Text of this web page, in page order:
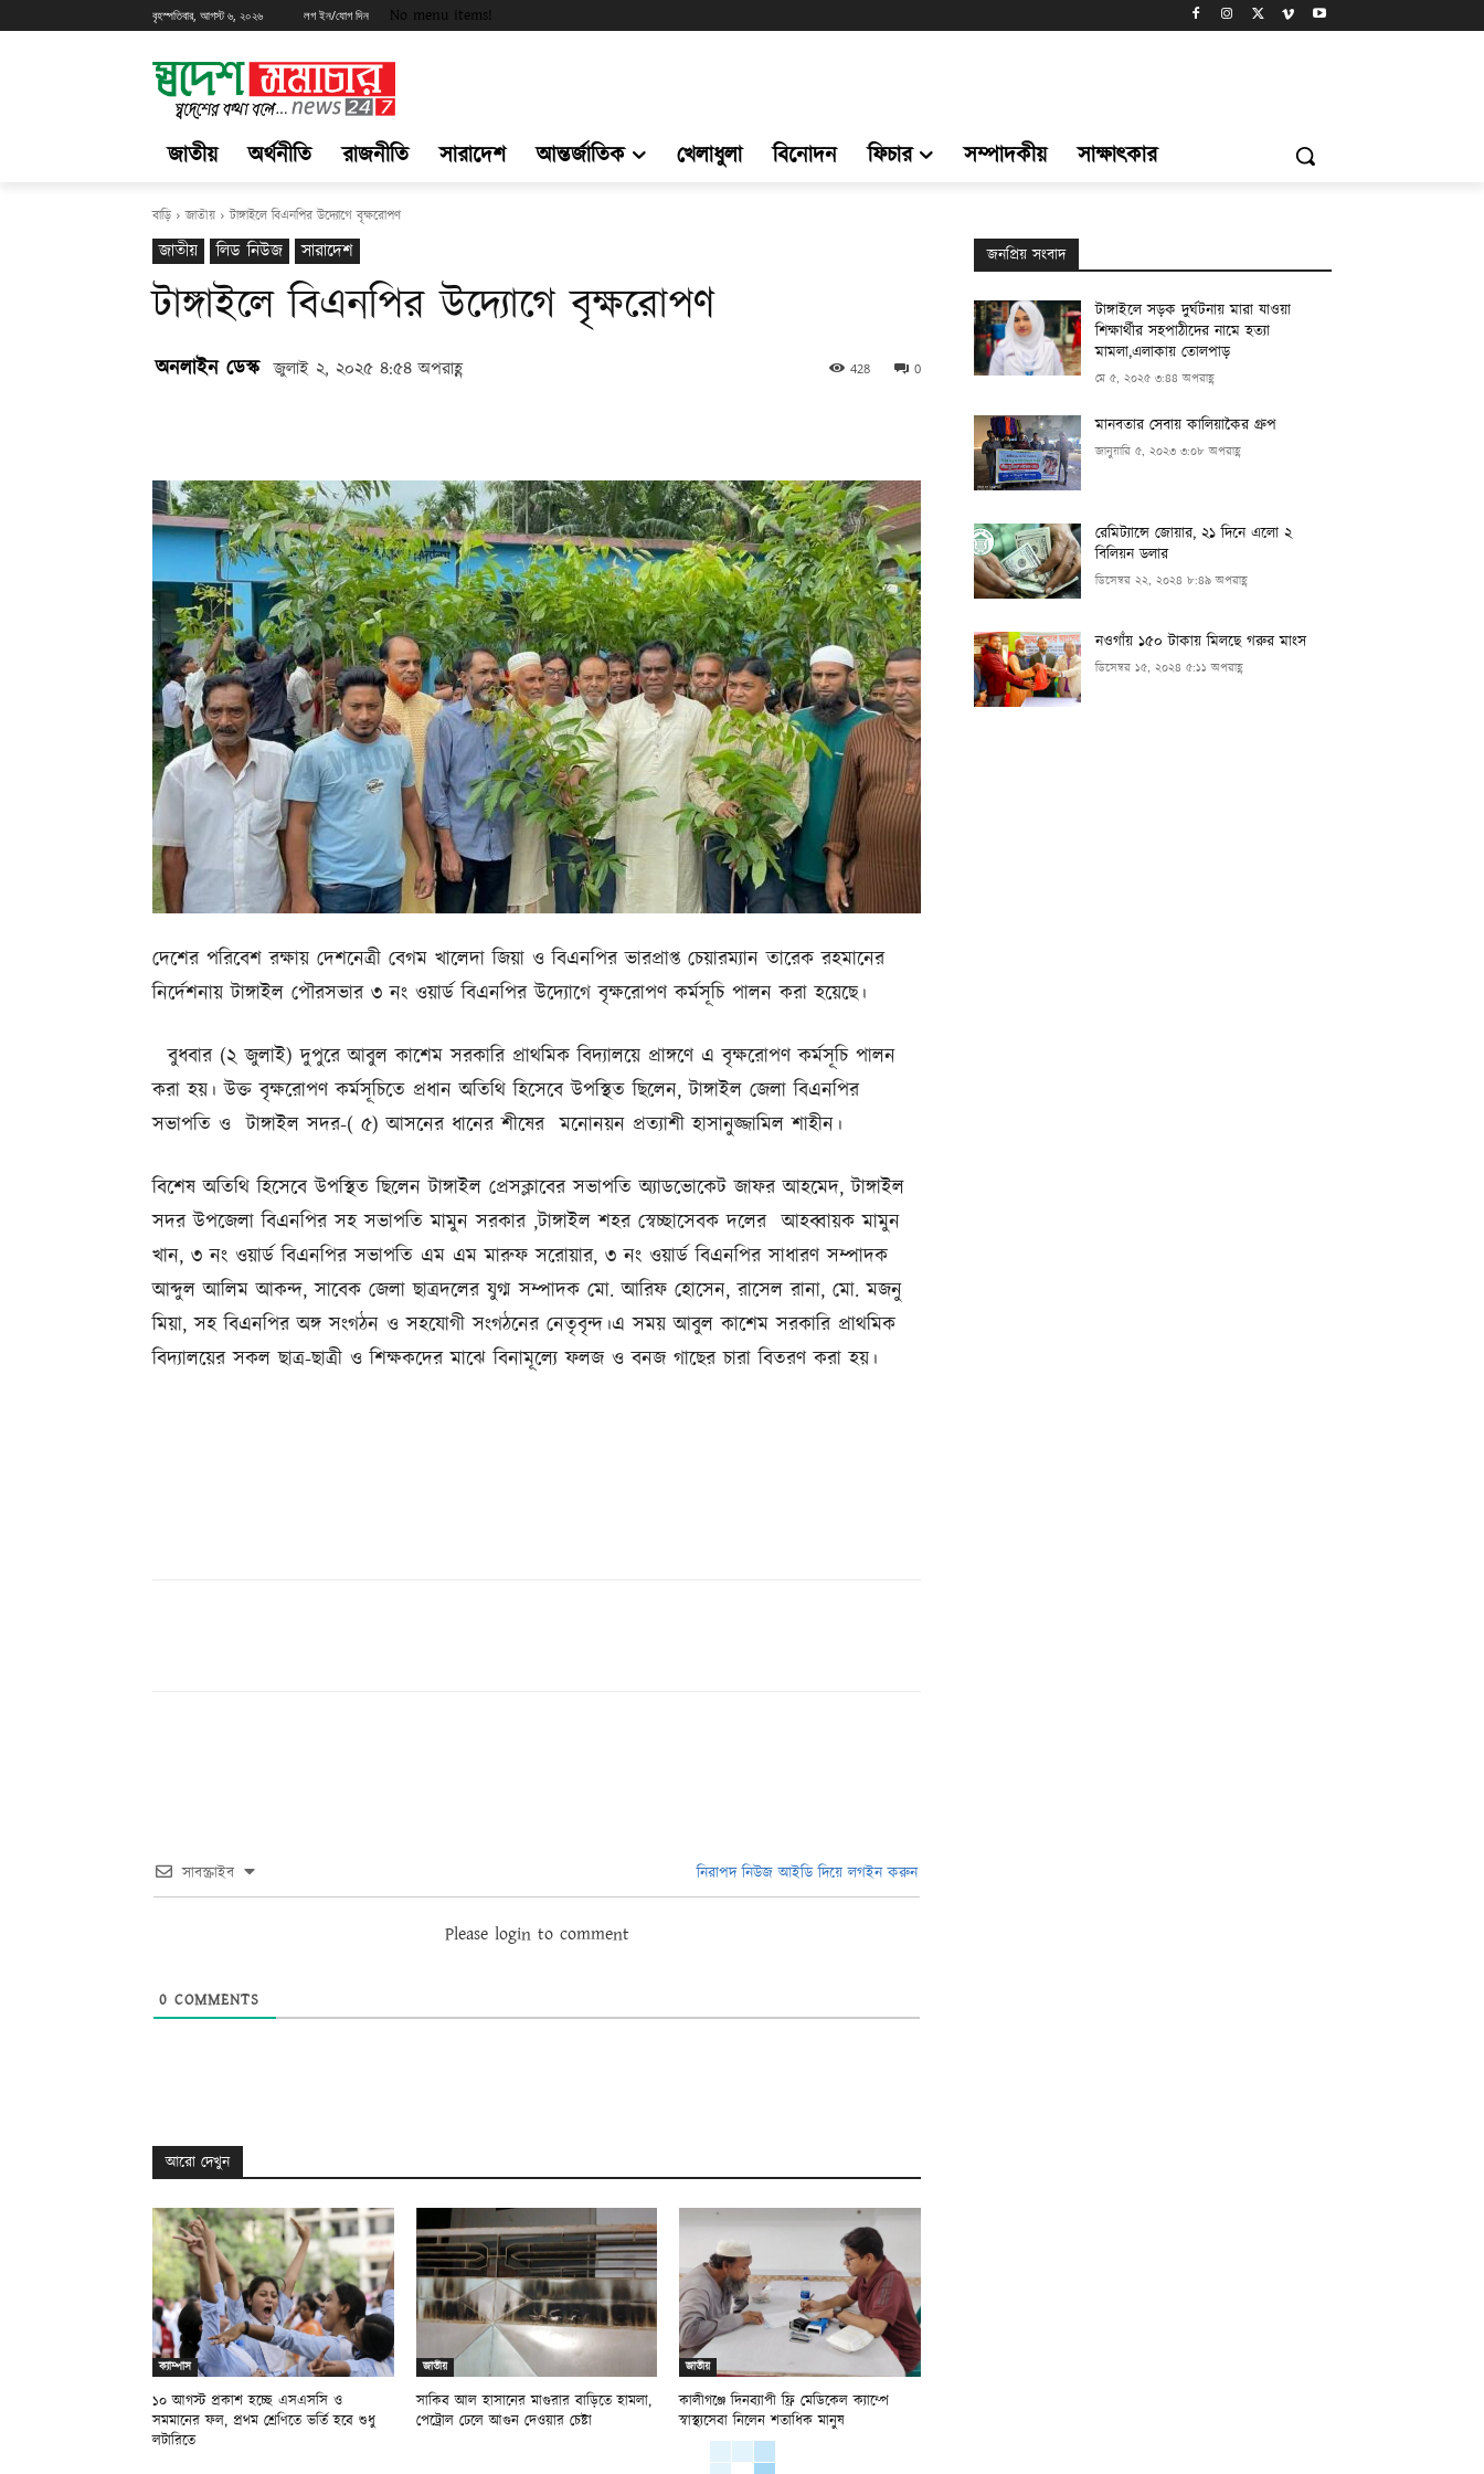
বৃহস্পতিবার, আগস্ট ৬, ২০২৬ লগ ইন/যোগ দিন No menu items!
জাতীয় অর্থনীতি রাজনীতি সারাদেশ আন্তর্জাতিক খেলাধুলা বিনোদন ফিচার সম্পাদকীয় সাক্ষাৎকার
বাড়ি জাতীয় টাঙ্গাইলে বিএনপির উদ্যোগে বৃক্ষরোপণ
জাতীয় লিড নিউজ সারাদেশ
টাঙ্গাইলে বিএনপির উদ্যোগে বৃক্ষরোপণ
অনলাইন ডেস্ক জুলাই ২, ২০২৫ ৪:৫৪ অপরাহ্ণ 0
428
দেশের পরিবেশ রক্ষায় দেশনেত্রী বেগম খালেদা জিয়া ও বিএনপির ভারপ্রাপ্ত চেয়ারম্যান তারেক রহমানের
নির্দেশনায় টাঙ্গাইল পৌরসভার ৩ নং ওয়ার্ড বিএনপির উদ্যোগে বৃক্ষরোপণ কর্মসূচি পালন করা হয়েছে।
বুধবার (২ জুলাই) দুপুরে আবুল কাশেম সরকারি প্রাথমিক বিদ্যালয়ে প্রাঙ্গণে এ বৃক্ষরোপণ কর্মসূচি পালন
করা হয়। উক্ত বৃক্ষরোপণ কর্মসূচিতে প্রধান অতিথি হিসেবে উপস্থিত ছিলেন, টাঙ্গাইল জেলা বিএনপির
সভাপতি ও টাঙ্গাইল সদর-( ৫) আসনের ধানের শীষের মনোনয়ন প্রত্যাশী হাসানুজ্জামিল শাহীন।
বিশেষ অতিথি হিসেবে উপস্থিত ছিলেন টাঙ্গাইল প্রেসক্লাবের সভাপতি অ্যাডভোকেট জাফর আহমেদ, টাঙ্গাইল
সদর উপজেলা বিএনপির সহ সভাপতি মামুন সরকার ,টাঙ্গাইল শহর স্বেচ্ছাসেবক দলের আহব্বায়ক মামুন
খান, ৩ নং ওয়ার্ড বিএনপির সভাপতি এম এম মারুফ সরোয়ার, ৩ নং ওয়ার্ড বিএনপির সাধারণ সম্পাদক
আব্দুল আলিম আকন্দ, সাবেক জেলা ছাত্রদলের যুগ্ম সম্পাদক মো. আরিফ হোসেন, রাসেল রানা, মো. মজনু
মিয়া, সহ বিএনপির অঙ্গ সংগঠন ও সহযোগী সংগঠনের নেতৃবৃন্দ।এ সময় আবুল কাশেম সরকারি প্রাথমিক
বিদ্যালয়ের সকল ছাত্র-ছাত্রী ও শিক্ষকদের মাঝে বিনামূল্যে ফলজ ও বনজ গাছের চারা বিতরণ করা হয়।
সাবস্ক্রাইব নিরাপদ নিউজ আইডি দিয়ে লগইন করুন
Please login to comment
0 COMMENTS
আরো দেখুন
ক্যাম্পাস
১০ আগস্ট প্রকাশ হচ্ছে এসএসসি ও
সমমানের ফল, প্রথম শ্রেণিতে ভর্তি হবে শুধু
লটারিতে
জাতীয়
সাকিব আল হাসানের মাগুরার বাড়িতে হামলা,
পেট্রোল ঢেলে আগুন দেওয়ার চেষ্টা
জাতীয়
কালীগঞ্জে দিনব্যাপী ফ্রি মেডিকেল ক্যাম্পে
স্বাস্থ্যসেবা নিলেন শতাধিক মানুষ
জনপ্রিয় সংবাদ
টাঙ্গাইলে সড়ক দুর্ঘটনায় মারা যাওয়া
শিক্ষার্থীর সহপাঠীদের নামে হত্যা
মামলা,এলাকায় তোলপাড়
মে ৫, ২০২৫ ৩:৪৪ অপরাহ্ণ
মানবতার সেবায় কালিয়াকৈর গ্রুপ
জানুয়ারি ৫, ২০২৩ ৩:০৮ অপরাহ্ণ
রেমিট্যান্সে জোয়ার, ২১ দিনে এলো ২
বিলিয়ন ডলার
ডিসেম্বর ২২, ২০২৪ ৮:৪৯ অপরাহ্ণ
নওগাঁয় ১৫০ টাকায় মিলছে গরুর মাংস
ডিসেম্বর ১৫, ২০২৪ ৫:১১ অপরাহ্ণ